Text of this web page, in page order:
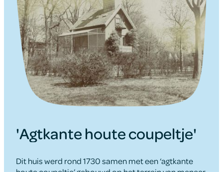
'Agtkante houte coupeltje'
Dit huis werd rond 1730 samen met een ‘agtkante